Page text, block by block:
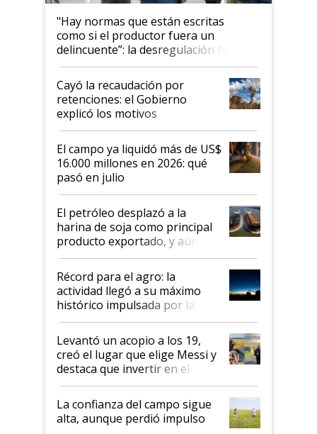
"Hay normas que están escritas
como si el productor fuera un
delincuente”: la desregulación llegó
al Congreso Aapresid y hasta se
habló del financiamiento al IPCVA
Cayó la recaudación por
retenciones: el Gobierno
explicó los motivos
El campo ya liquidó más de US$
16.000 millones en 2026: qué
pasó en julio
El petróleo desplazó a la
harina de soja como principal
producto exportado, y aún así
el agro aportó casi seis de cada
diez dólares y sostuvo el
liderazgo en un semestre
récord
Récord para el agro: la
actividad llegó a su máximo
histórico impulsada por la
cosecha y las exportaciones
Levantó un acopio a los 19,
creó el lugar que elige Messi y
destaca que invertir en el
kirchnerismo era como "darle
plata a un hijo para droga":
Juan Félix Rossetti, el libertario
que de una dura crisis salió
La confianza del campo sigue
alta, aunque perdió impulso